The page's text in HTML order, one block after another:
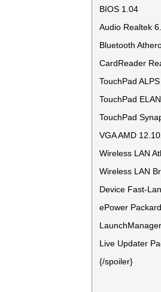
BIOS 1.04
Audio Realtek
Bluetooth
CardReader
TouchPad
TouchPad
TouchPad
VGA AMD
Wireless LAN
Wireless LAN
Device Fast-
ePower
Live Updater
{/spoiler}